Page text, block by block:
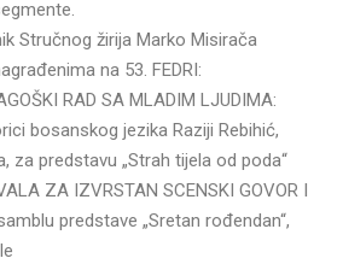
Stručnog žirija Marko Misirača
na 53. FEDRI:
RAD SA MLADIM LJUDIMA:
bosanskog jezika Raziji Rebihić,
za predstavu „Strah tijela od poda“
ZA IZVRSTAN SCENSKI GOVOR I
predstave „Sretan rođendan“,